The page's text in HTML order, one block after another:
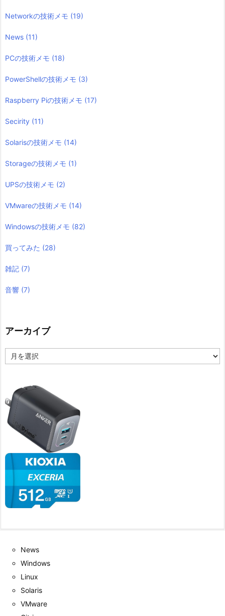
Networkの技術メモ (19)
News (11)
PCの技術メモ (18)
PowerShellの技術メモ (3)
Raspberry Piの技術メモ (17)
Secirity (11)
Solarisの技術メモ (14)
Storageの技術メモ (1)
UPSの技術メモ (2)
VMwareの技術メモ (14)
Windowsの技術メモ (82)
買ってみた (28)
雑記 (7)
音響 (7)
アーカイブ
ー
News
Windows
Linux
Solaris
VMware